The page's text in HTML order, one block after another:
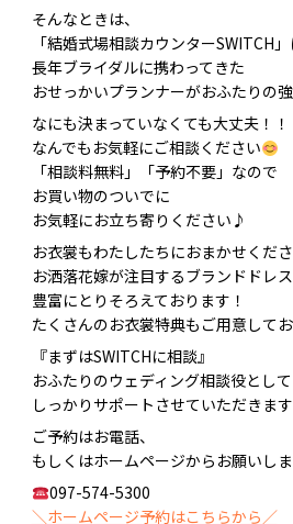
そんなときは、
「結婚式場相談カウンターSWITCH
長年ブライダルに携わってきた
おせっかいプランナーがおふたりの
なにも決まっていなくても大丈夫！！
なんでもお気軽にご相談ください
「相談料無料」「予約不要」なので
お買い物のついでに
お気軽にお立ち寄りください♪
お衣裳もわたしたちにおまかせくだ
お洒落花嫁が注目するブランドドレ
豊富にとりそろえております！
たくさんのお衣裳特典もご用意して
『まずはSWITCHに相談』
おふたりのウェディング相談役として
しっかりサポートさせていただきます
ご予約はお電話、
もしくはホームページからお願いし
097-574-5300
＼ホームページ予約はこちらから／